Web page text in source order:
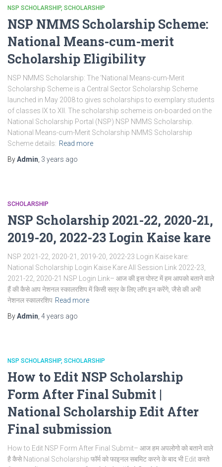
NSP SCHOLARSHIP SCHOLARSHIP
NSP NMMS Scholarship Scheme:
National Means-cum-merit
Scholarship Eligibility
NSP NMMS Scholarship: The ‘National Means-cum-Merit
Scholarship Scheme is a Central Sector Scholarship Scheme
launched in May 2008 to gives scholarships to exemplary students
of classes IX to XII. The scholarship scheme is on-boarded on the
National Scholarship Portal (NSP) NSP NMMS Scholarship.
National Means-cum-Merit Scholarship NMMS Scholarship
Scheme details: Read more
ByAdmin, 3 years ago
SCHOLARSHIP
NSP Scholarship 2021-22, 2020-21,
2019-20, 2022-23 Login Kaise kare
NSP 2021-22, 2020-21, 2019-20, 2022-23 Login Kaise kare:
National Scholarship Login Kaise Kare All Session Link 2022-23,
2021-22, 2020-21 NSP Login Link– आज की इस पोस्ट में हम आपको बताने वाले
हैं की कैसे आप नेशनल स्कालरशिप में किसी सत्र के लिए लॉग इन करेंगे, जैसे की अभी
नेशनल स्कालरशिप Read more
ByAdmin, 4 years ago
NSP SCHOLARSHIP SCHOLARSHIP
How to Edit NSP Scholarship
Form After Final Submit |
National Scholarship Edit After
Final submission
How to Edit NSP Form After Final Submit– आज हम अपलोगो को बताने वाले
है कैसे National Scholarship फॉर्म को फाइनल सबमिट करने के बाद भी Edit करते